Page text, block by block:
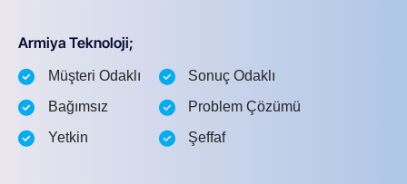
Armiya Teknoloji;
Müşteri Odaklı
Bağımsız
Yetkin
Sonuç Odaklı
Problem Çözümü
Şeffaf